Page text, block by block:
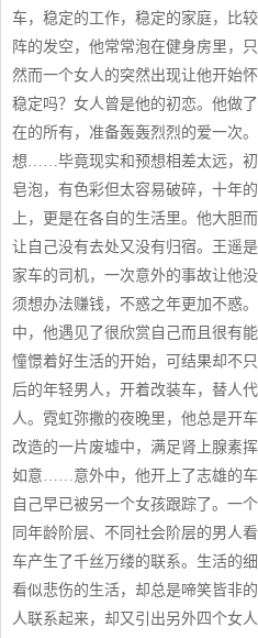
车，稳定的工作，稳定的家庭，比
阵的发空，他常常泡在健身房里，
然而一个女人的突然出现让他开始
稳定吗？女人曾是他的初恋。他做
在的所有，准备轰轰烈烈的爱一次
想……毕竟现实和预想相差太远，
皂泡，有色彩但太容易破碎，十年
上，更是在各自的生活里。他大胆
让自己没有去处又没有归宿。王遥
家车的司机，一次意外的事故让他
须想办法赚钱，不惑之年更加不惑
中，他遇见了很欣赏自己而且很有
憧憬着好生活的开始，可结果却不
后的年轻男人，开着改装车，替人
人。霓虹弥撒的夜晚里，他总是开
改造的一片废墟中，满足肾上腺素
如意……意外中，他开上了志雄的车
自己早已被另一个女孩跟踪了。
同年龄阶层、不同社会阶层的男人
车产生了千丝万缕的联系。生活的
看似悲伤的生活，却总是啼笑皆非
人联系起来，却又引出另外四个女